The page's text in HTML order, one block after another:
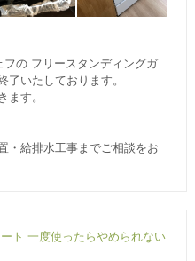
の フリースタンディングガ
了いたしております。
ます。
・給排水工事までご相談をお
ト 一度使ったらやめられない